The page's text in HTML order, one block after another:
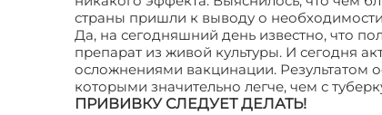
страны пришли к выводу о
Да, на сегодняшний день известно, что
препарат из живой культуры. И сегодня
осложнениями вакцинации. Результатом
которыми значительно легче, чем с
ПРИВИВКУ СЛЕДУЕТ ДЕЛАТЬ!